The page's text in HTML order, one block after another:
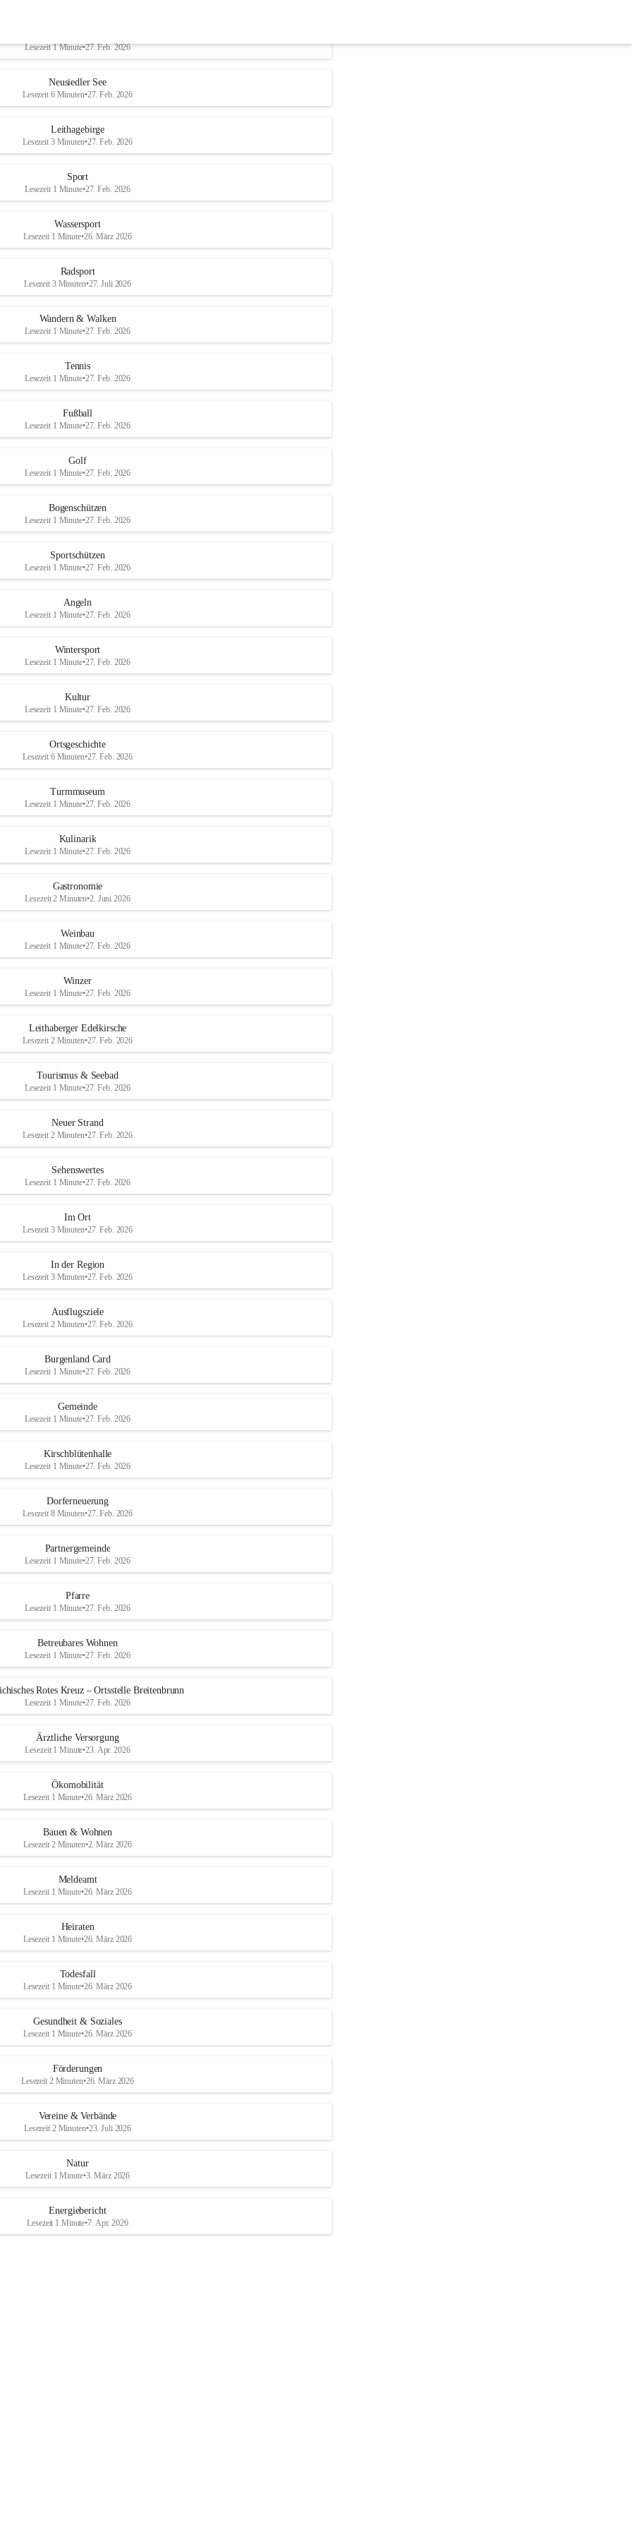
Lesezeit 1 Minute•27. Feb. 2026
Neusiedler See
Lesezeit 6 Minuten•27. Feb. 2026
Leithagebirge
Lesezeit 3 Minuten•27. Feb. 2026
Sport
Lesezeit 1 Minute•27. Feb. 2026
Wassersport
Lesezeit 1 Minute•26. März 2026
Radsport
Lesezeit 3 Minuten•27. Juli 2026
Wandern & Walken
Lesezeit 1 Minute•27. Feb. 2026
Tennis
Lesezeit 1 Minute•27. Feb. 2026
Fußball
Lesezeit 1 Minute•27. Feb. 2026
Golf
Lesezeit 1 Minute•27. Feb. 2026
Bogenschützen
Lesezeit 1 Minute•27. Feb. 2026
Sportschützen
Lesezeit 1 Minute•27. Feb. 2026
Angeln
Lesezeit 1 Minute•27. Feb. 2026
Wintersport
Lesezeit 1 Minute•27. Feb. 2026
Kultur
Lesezeit 1 Minute•27. Feb. 2026
Ortsgeschichte
Lesezeit 6 Minuten•27. Feb. 2026
Turmmuseum
Lesezeit 1 Minute•27. Feb. 2026
Kulinarik
Lesezeit 1 Minute•27. Feb. 2026
Gastronomie
Lesezeit 2 Minuten•2. Juni 2026
Weinbau
Lesezeit 1 Minute•27. Feb. 2026
Winzer
Lesezeit 1 Minute•27. Feb. 2026
Leithaberger Edelkirsche
Lesezeit 2 Minuten•27. Feb. 2026
Tourismus & Seebad
Lesezeit 1 Minute•27. Feb. 2026
Neuer Strand
Lesezeit 2 Minuten•27. Feb. 2026
Sehenswertes
Lesezeit 1 Minute•27. Feb. 2026
Im Ort
Lesezeit 3 Minuten•27. Feb. 2026
In der Region
Lesezeit 3 Minuten•27. Feb. 2026
Ausflugsziele
Lesezeit 2 Minuten•27. Feb. 2026
Burgenland Card
Lesezeit 1 Minute•27. Feb. 2026
Gemeinde
Lesezeit 1 Minute•27. Feb. 2026
Kirschblütenhalle
Lesezeit 1 Minute•27. Feb. 2026
Dorferneuerung
Lesezeit 8 Minuten•27. Feb. 2026
Partnergemeinde
Lesezeit 1 Minute•27. Feb. 2026
Pfarre
Lesezeit 1 Minute•27. Feb. 2026
Betreubares Wohnen
Lesezeit 1 Minute•27. Feb. 2026
Rotes Kreuz – Ortsstelle Breitenbrunn
Lesezeit 1 Minute•27. Feb. 2026
Ärztliche Versorgung
Lesezeit 1 Minute•23. Apr. 2026
Ökomobilität
Lesezeit 1 Minute•26. März 2026
Bauen & Wohnen
Lesezeit 2 Minuten•2. März 2026
Meldeamt
Lesezeit 1 Minute•26. März 2026
Heiraten
Lesezeit 1 Minute•26. März 2026
Todesfall
Lesezeit 1 Minute•26. März 2026
Gesundheit & Soziales
Lesezeit 1 Minute•26. März 2026
Förderungen
Lesezeit 2 Minuten•26. März 2026
Vereine & Verbände
Lesezeit 2 Minuten•23. Juli 2026
Natur
Lesezeit 1 Minute•3. März 2026
Energiebericht
Lesezeit 1 Minute•7. Apr. 2026